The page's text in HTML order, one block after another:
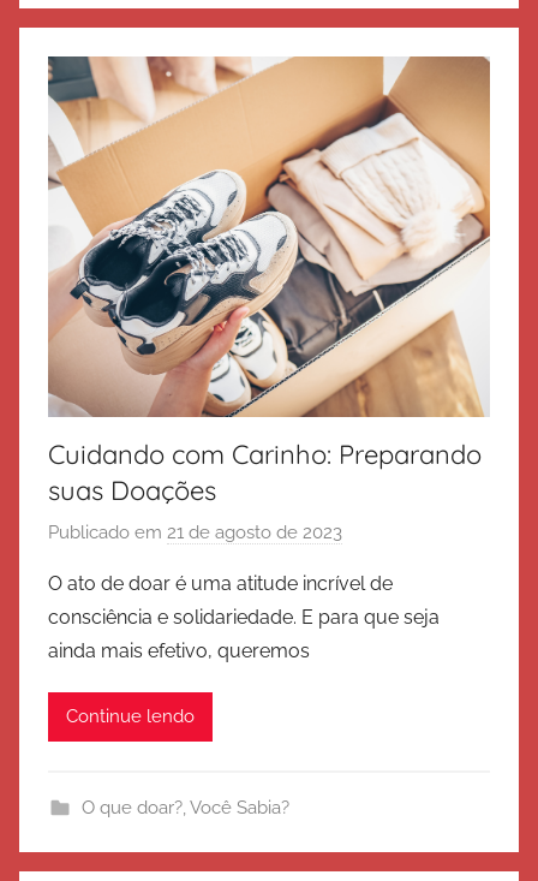
S
a
v
a
ç
ã
o
Cuidando com Carinho: Preparando
suas Doações
Publicado em 21 de agosto de 2023
r
E
d
O ato de doar é uma atitude incrível de
consciência e solidariedade. E para que seja
ainda mais efetivo, queremos
Continue lendo
O que doar?,Você Sabia?